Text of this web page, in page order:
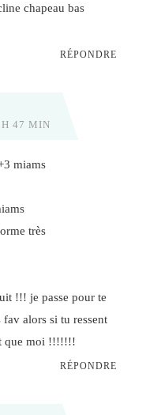
chapeau bas
RÉPONDRE
47 MIN
miams
très
!!! je passe pour te
alors si tu ressent
que moi !!!!!!!
RÉPONDRE